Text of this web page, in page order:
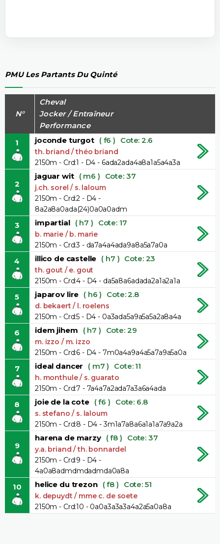
PMU Les Partants Du Quinté
N°
Cheval
Jocker / Entraîneur
Performance
1
joconde turgot ( f6 ) Cote: 2.6
th. briand / théo briand
2150m - Crd:1 - D4 - 6ada2ada4a8a1a5a4a3a
2
jaguar wit ( m6 ) Cote: 37
j.ch. sorel / s. laloum
2150m - Crd:2 - D4 -
8a2a8a0ada(24)0a0a0adm
3 impartial ( h7 ) Cote: 17
b. marie / b. marie
2150m - Crd:3 - da7a4a4ada9a8a5a7a0a
4 illico de castelle ( h7 ) Cote: 23
th. gout / e. gout
2150m - Crd:4 - D4 - da5a8a6adada2a1a2a1a
5 japarov lire ( h6 ) Cote: 2.8
d. bekaert / l. roelens
2150m - Crd:5 - D4 - 0a3ada5a9a5a5a2a8a4a
6 idem jihem ( h7 ) Cote: 29
m. izzo / m. izzo
2150m - Crd:6 - D4 - 7m0a4a9a4a5a7a9a5a0a
7 ideal dancer ( m7 ) Cote: 11
h. monthule / s. guarato
2150m - Crd:7 - 7a4a7a2ada7a3a6a4ada
8 joie de la cote ( f6 ) Cote: 6.8
s. stefano / s. laloum
2150m - Crd:8 - D4 - 3m1a7a8a6a1a1a7a9a2a
9
harena de marzy ( f8 ) Cote: 37
y.a. briand / th. bonnardel
2150m - Crd:9 - D4 -
4a0a8admdmdadmda0a8a
10 helice du trezon ( f8 ) Cote: 51
k. depuydt / mme c. de soete
2150m - Crd:10 - 0a0a3a3a3a4a2a5a0a8a